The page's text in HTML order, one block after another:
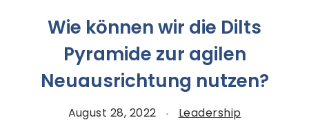
Wie können wir die Dilts
Pyramide zur agilen
Neuausrichtung nutzen?
August 28, 2022
Leadership